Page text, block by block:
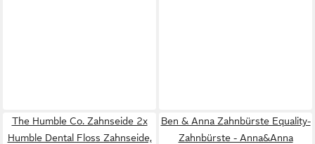
The Humble Co. Zahnseide 2x
Humble Dental Floss Zahnseide,
Ben & Anna Zahnbürste Equality-
Zahnbürste - Anna&Anna